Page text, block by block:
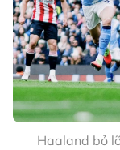
Haaland bỏ